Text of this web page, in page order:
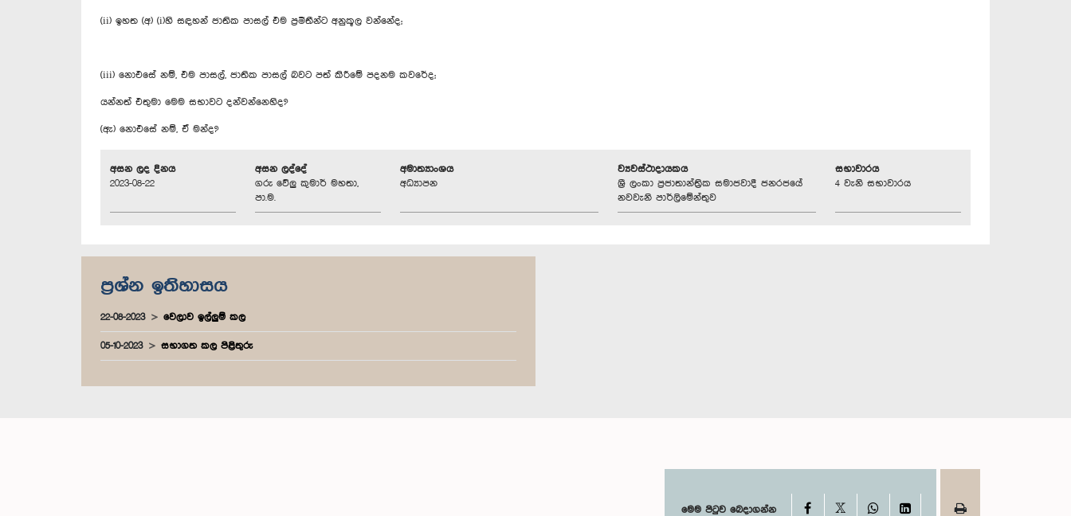
(ii) ඉහත (අ) (i)හි සඳහන් ජාතික පාසල් එම ප්‍රමීතීන්ට අනුකූල වන්නේද;
(iii) නොඑසේ නම්, එම පාසල්, ජාතික පාසල් බවට පත් කිරීමේ පදනම කවරේද;
යන්නත් එතුමා මෙම සභාවට දන්වන්නෙහිද?
(ඇ) නොඑසේ නම්, ඒ මන්ද?
අසන ලද දිනය
2023-08-22
අසන ලද්දේ
ගරු වේලු කුමාර් මහතා,
පා.ම.
අමාත්‍යාංශය
අධ්‍යාපන
ව්‍යවස්ථාදායකය
ශ්‍රී ලංකා ප්‍රජාතාන්ත්‍රික සමාජවාදී ජනරජයේ
නවවැනි පාර්ලිමේන්තුව
සභාවාරය
4 වැනි සභාවාරය
ප්‍රශ්න ඉතිහාසය
22-08-2023 වෙලාව ඉල්ලුම් කල
05-10-2023 සභාගත කල පිළිතුරු
මෙම පිටුව බෙදාගන්න Facebook WhatsAppLinkedIn